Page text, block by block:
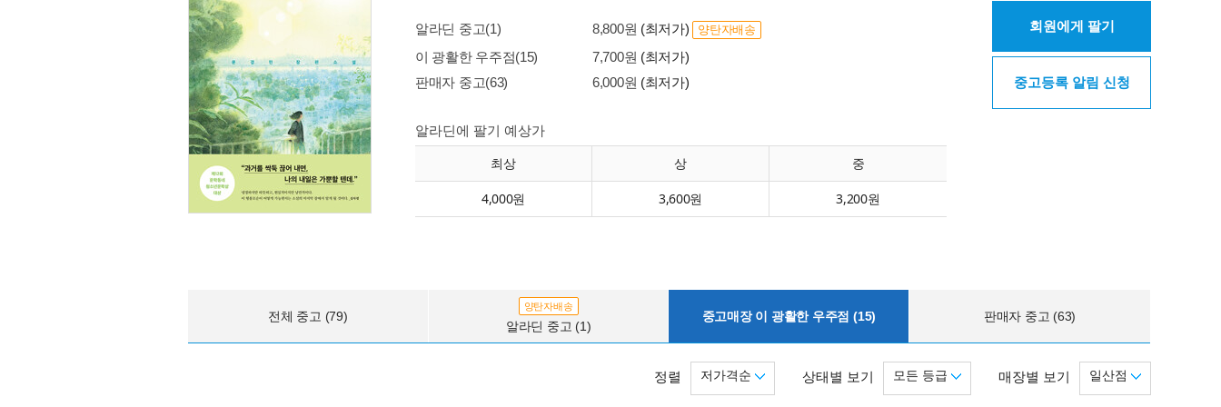
알라딘 중고(1) 8,800원 (최저가) 양탄자배송
이 광활한 우주점(15) 7,700원 (최저가)
판매자 중고(63)
6,000원 (최저가)
알라딘에 팔기 예상가
최상 상 중
4,000원 3,600원 3,200원
회원에게 팔기
중고등록 알림 신청
전체 중고 (79)
양탄자배송
알라딘 중고 (1)
중고매장 이 광활한 우주점 (15) 판매자 중고 (63)
매장별 보기 일산점
상태별 보기 모든 등급
정렬 저가격순